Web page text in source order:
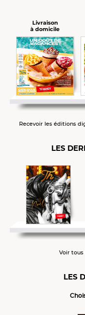
Livraison
à domicile
Recevoir les éditions
LES
Voir
LES